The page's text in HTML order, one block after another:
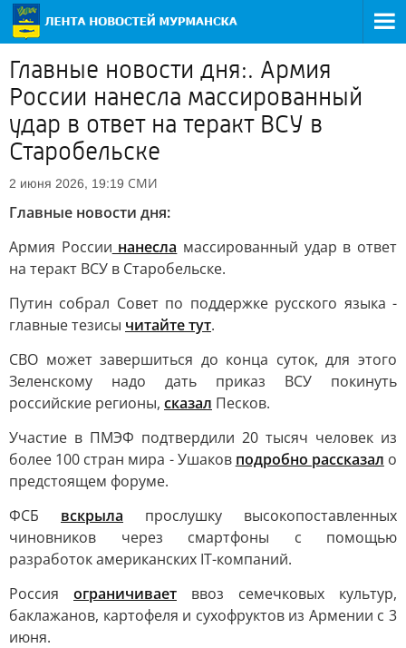
Главные новости дня:. Армия
России нанесла массированный
удар в ответ на теракт ВСУ в
Старобельске
2 июня 2026, 19:19 СМИ
Главные новости дня:
Армия России нанесла массированный удар в ответ
на теракт ВСУ в Старобельске.
Путин собрал Совет по поддержке русского языка -
главные тезисы читайте тут.
СВО может завершиться до конца суток, для этого
Зеленскому надо дать приказ ВСУ покинуть
российские регионы, сказал Песков.
Участие в ПМЭФ подтвердили 20 тысяч человек из
более 100 стран мира - Ушаков подробно рассказал о
предстоящем форуме.
ФСБ вскрыла прослушку высокопоставленных
чиновников через смартфоны с помощью
разработок американских IT-компаний.
Россия ограничивает ввоз семечковых культур,
баклажанов, картофеля и сухофруктов из Армении с 3
июня.